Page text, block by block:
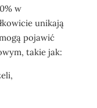
w
unikają
pojawić
takie jak: